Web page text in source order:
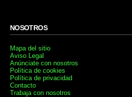
NOSOTROS
Mapa del sitio
Aviso Legal
Anúnciate con nosotros
Política de cookies
Política de privacidad
Contacto
Trabaja con nosotros